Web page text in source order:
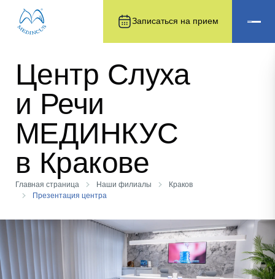
Записаться на прием
Центр Слуха
и Речи
МЕДИНКУС
в Кракове
Главная страница Наши филиалы
Краков
Презентация центра